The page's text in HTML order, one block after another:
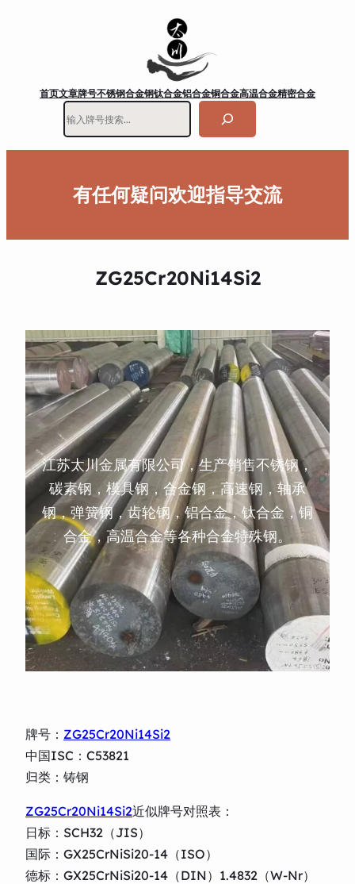
首页文章牌号不锈钢合金钢钛合金铝合金铜合金高温合金精密合金
有任何疑问欢迎指导交流
ZG25Cr20Ni14Si2
江苏太川金属有限公司，生产销售不锈钢，
碳素钢，模具钢，合金钢，高速钢，轴承
钢，弹簧钢，齿轮钢，铝合金，钛合金，铜
合金，高温合金等各种合金特殊钢。
牌号： ZG25Cr20Ni14Si2
中国ISC：C53821
归类：铸钢
ZG25Cr20Ni14Si2近似牌号对照表：
日标：SCH32（JIS）
国际：GX25CrNiSi20-14（ISO）
德标：GX25CrNiSi20-14（DIN）1.4832（W-Nr）